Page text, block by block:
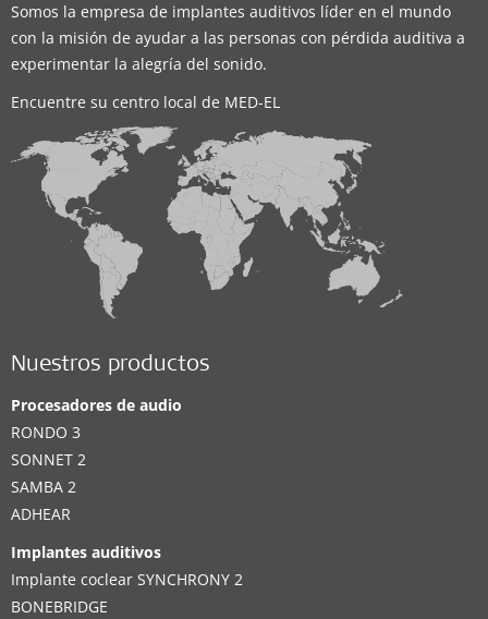
Somos la empresa de implantes auditivos líder en el mundo
con la misión de ayudar a las personas con pérdida auditiva a
experimentar la alegría del sonido.
Encuentre su centro local de MED-EL
Nuestros productos
Procesadores de audio
RONDO 3
SONNET 2
SAMBA 2
ADHEAR
Implantes auditivos
Implante coclear SYNCHRONY 2
BONEBRIDGE